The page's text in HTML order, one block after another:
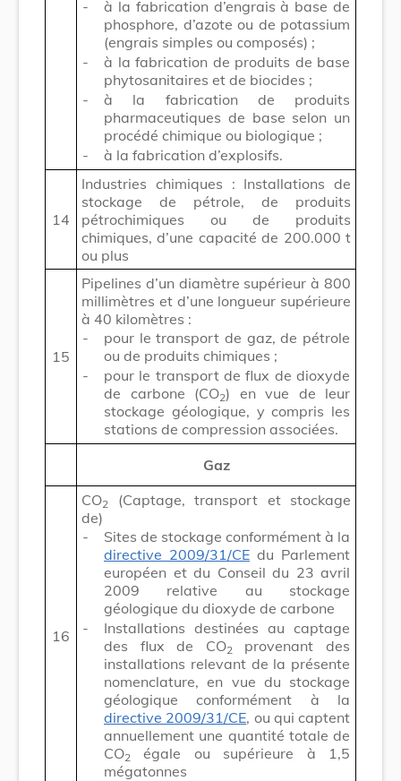
-
à la fabrication d’engrais à base de
phosphore, d’azote ou de potassium
(engrais simples ou composés) ;
-
à la fabrication de produits de base
phytosanitaires et de biocides ;
-
à la fabrication de produits
pharmaceutiques de base selon un
procédé chimique ou biologique ;
-
à la fabrication d’explosifs.
14
Industries chimiques : Installations de
stockage de pétrole, de produits
pétrochimiques ou de produits
chimiques, d’une capacité de 200.000 t
ou plus
15
Pipelines d’un diamètre supérieur à 800
millimètres et d’une longueur supérieure
à 40 kilomètres :
-
pour le transport de gaz, de pétrole
ou de produits chimiques ;
-
pour le transport de flux de dioxyde
de carbone (CO2) en vue de leur
stockage géologique, y compris les
stations de compression associées.
Gaz
16
CO2
(Captage, transport et stockage
de)
-
Sites de stockage conformément à la
directive 2009/31/CE du Parlement
européen et du Conseil du 23 avril
2009 relative au stockage
géologique du dioxyde de carbone
-
Installations destinées au captage
des flux de CO2
provenant des
installations relevant de la présente
nomenclature, en vue du stockage
géologique conformément à la
directive 2009/31/CE, ou qui captent
annuellement une quantité totale de
CO2
égale ou supérieure à 1,5
mégatonnes